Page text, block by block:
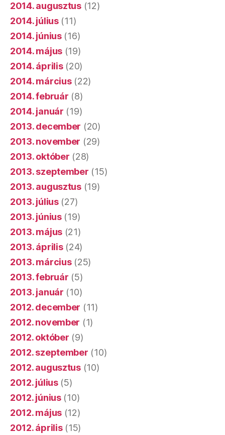
2014. augusztus(12)
2014. július(11)
2014. június(16)
2014. május (19)
2014. április(20)
2014. március(22)
2014. február (8)
2014. január (19)
2013. december (20)
2013. november (29)
2013. október (28)
2013. szeptember (15)
2013. augusztus(19)
2013. július(27)
2013. június(19)
2013. május (21)
2013. április(24)
2013. március(25)
2013. február (5)
2013. január (10)
2012. december (11)
2012. november (1)
2012. október (9)
2012. szeptember (10)
2012. augusztus(10)
2012. július(5)
2012. június(10)
2012. május (12)
2012. április(15)